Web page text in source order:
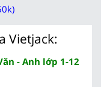
Vietjack:
- Anh lớp 1-12